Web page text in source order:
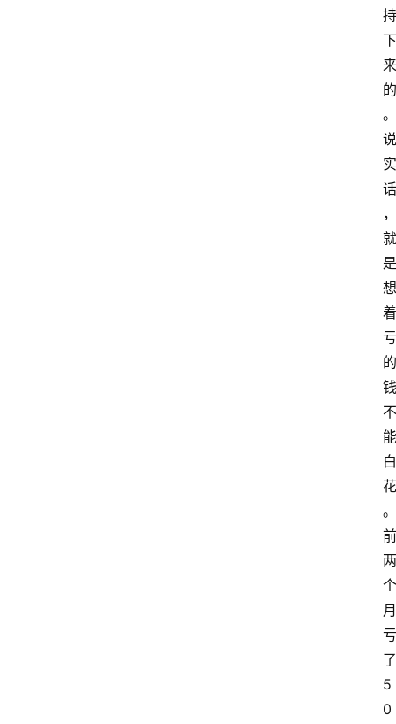
持
下
来
的
。
说
实
话
，
就
是
想
着
亏
的
钱
不
能
白
花
。
前
两
个
月
亏
了
5
0